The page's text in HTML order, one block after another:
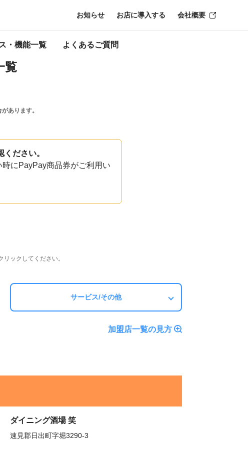
・機能一覧 よくあるご質問
お知らせ お店に導入する 会社概要
覧
あります。
ださい。
にPayPay商品券がご利用い
ックしてください。
サービス/その他
加盟店一覧の見方
ダイニング酒場 笑
速見郡日出町字堀3290-3